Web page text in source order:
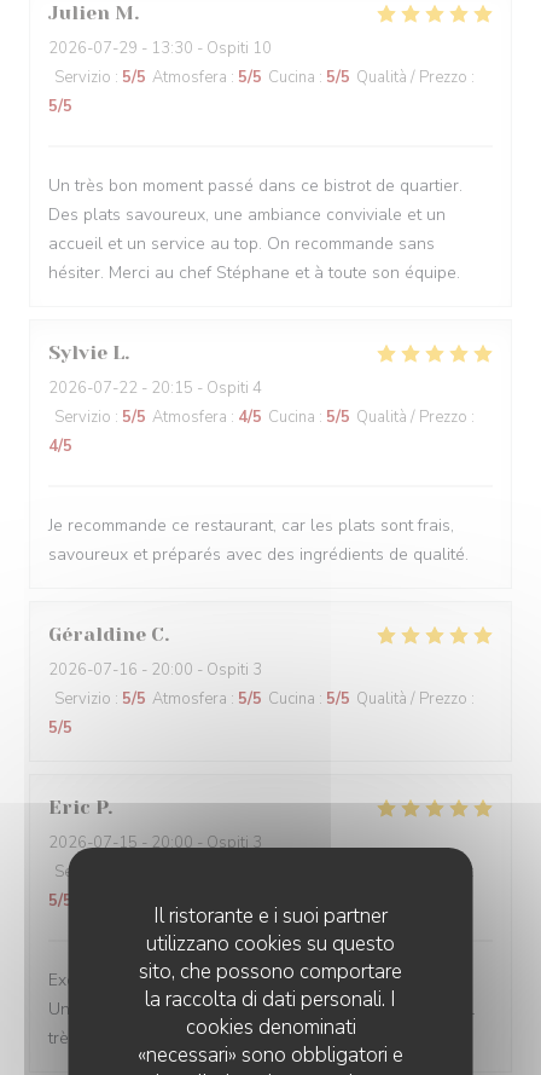
Il ristorante e i suoi partner
utilizzano cookies su questo
sito, che possono comportare
la raccolta di dati personali. I
cookies denominati
«necessari» sono obbligatori e
Julien M
2026-07-29 - 13:30 - Ospiti 10
Servizio : 5/5 Atmosfera : 5/5 Cucina : 5/5 Qualità / Prezzo :
5/5
Un très bon moment passé dans ce bistrot de quartier.
Des plats savoureux, une ambiance conviviale et un
accueil et un service au top. On recommande sans
hésiter. Merci au chef Stéphane et à toute son équipe.
Sylvie L
2026-07-22 - 20:15 - Ospiti 4
Servizio : 5/5 Atmosfera : 4/5 Cucina : 5/5 Qualità / Prezzo :
4/5
Je recommande ce restaurant, car les plats sont frais,
savoureux et préparés avec des ingrédients de qualité.
Géraldine C
2026-07-16 - 20:00 - Ospiti 3
Servizio : 5/5 Atmosfera : 5/5 Cucina : 5/5 Qualità / Prezzo :
5/5
Eric P
2026-07-15- 20:00 - Ospiti 3
Servizio
:
5/5
Excellente table. Produits de qualité, belle présentation.
Un vrai moment de gastronomie Française. Et personnel
très agréable.